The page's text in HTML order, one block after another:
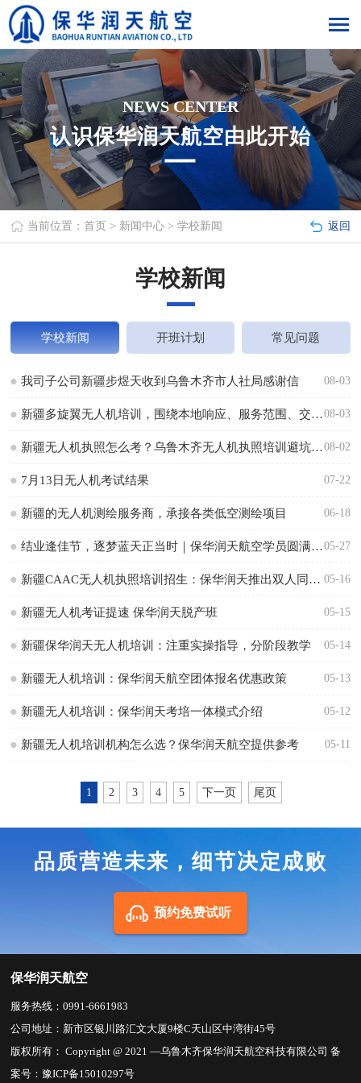
NEWS CENTER
认识保华润天航空由此开始
返回
当前位置：首页 > 新闻中心 >学校新闻
学校新闻
学校新闻 开班计划 常见问题
08-03
我司子公司新疆步煜天收到乌鲁木齐市人社局感谢信
08-03
新疆多旋翼无人机培训，围绕本地响应、服务范围、交付方式和核验方法怎么判断
08-02
新疆无人机执照怎么考？乌鲁木齐无人机执照培训避坑与核验指南
07-22
7月13日无人机考试结果
06-18
新疆的无人机测绘服务商，承接各类低空测绘项目
05-27
结业逢佳节，逐梦蓝天正当时｜保华润天航空学员圆满结业
05-16
新疆CAAC无人机执照培训招生：保华润天推出双人同报优惠
05-15
新疆无人机考证提速 保华润天脱产班
05-14
新疆保华润天无人机培训：注重实操指导，分阶段教学
05-13
新疆无人机培训：保华润天航空团体报名优惠政策
05-12
新疆无人机培训：保华润天考培一体模式介绍
05-11
新疆无人机培训机构怎么选？保华润天航空提供参考
1 2 3 4 5 下一页 尾页
品质营造未来，细节决定成败
预约免费试听
保华润天航空
服务热线：0991-6661983
公司地址：新市区银川路汇文大厦9楼C天山区中湾街45号
版权所有： Copyright @ 2021 —乌鲁木齐保华润天航空科技有限公司 备
案号：豫ICP备15010297号